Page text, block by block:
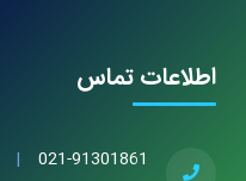
اطلاعات تماس
021-91301861
|